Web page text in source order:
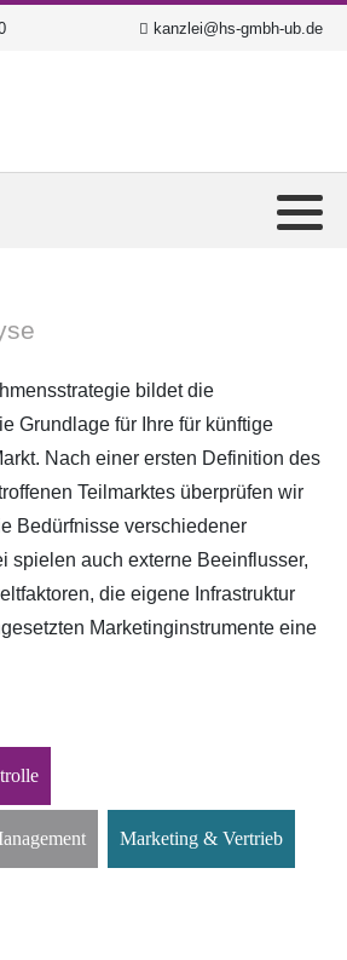
kanzlei@hs-gmbh-ub.de
bildet die
Grundlage für Ihre für künftige
Nach einer ersten Definition des
Teilmarktes überprüfen wir
Bedürfnisse verschiedener
spielen auch externe Beeinflusser,
die eigene Infrastruktur
Marketinginstrumente eine
Marketing & Vertrieb